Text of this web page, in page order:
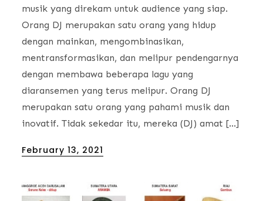
musik yang direkam untuk audience yang siap.
Orang DJ merupakan satu orang yang hidup
dengan mainkan, mengombinasikan,
mentransformasikan, dan melipur pendengarnya
dengan membawa beberapa lagu yang
diaransemen yang terus melipur. Orang DJ
merupakan satu orang yang pahami musik dan
inovatif. Tidak sekedar itu, mereka (DJ) amat […]
Posted
February 13, 2021